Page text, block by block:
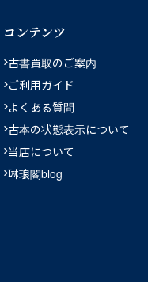
コンテンツ
古書買取のご案内
ご利用ガイド
よくある質問
古本の状態表示について
当店について
琳琅閣blog